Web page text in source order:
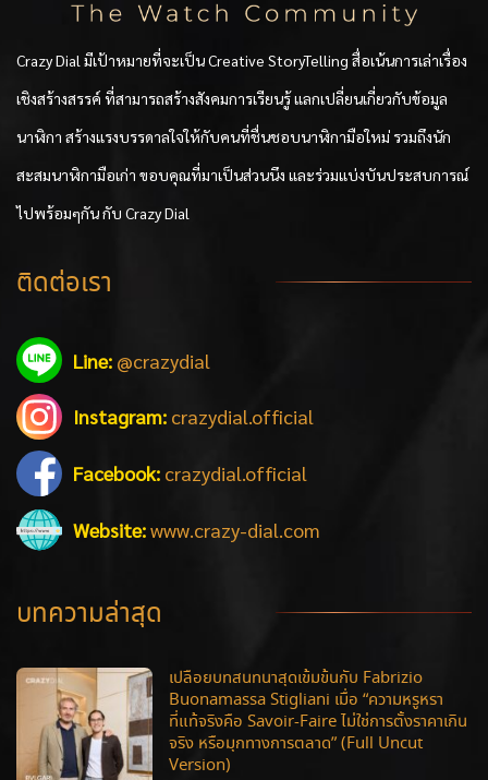
Crazy Dial มีเป้าหมายที่จะเป็น Creative StoryTelling สื่อเน้นการเล่าเรื่อง
เชิงสร้างสรรค์ ที่สามารถสร้างสังคมการเรียนรู้ แลกเปลี่ยนเกี่ยวกับข้อมูล
นาฬิกา สร้างแรงบรรดาลใจให้กับคนที่ชื่นชอบนาฬิกามือใหม่ รวมถึงนัก
สะสมนาฬิกามือเก่า ขอบคุณที่มาเป็นส่วนนึง และร่วมแบ่งบันประสบการณ์
ไปพร้อมๆกัน กับ Crazy Dial
ติดต่อเรา
Line: @crazydial
Instagram: crazydial.official
Facebook: crazydial.official
Website:www.crazy-dial.com
บทความล่าสุด
เปลือยบทสนทนาสุดเข้มข้นกับ Fabrizio
Buonamassa Stigliani เมื่อ “ความหรูหรา
ที่แท้จริงคือ Savoir-Faire ไม่ใช่การตั้งราคาเกิน
จริง หรือมุกทางการตลาด” (Full Uncut
Version)